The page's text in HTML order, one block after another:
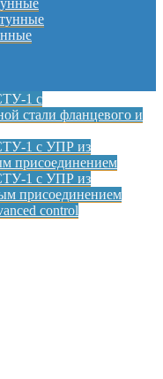
1 с
стали фланцевого и
1 с УПР из
присоединением
1 с УПР из
присоединением
control